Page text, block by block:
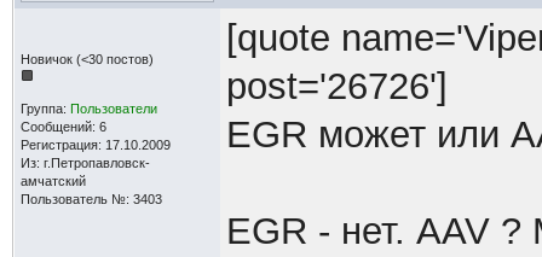
Новичок (<30 постов)
Группа: Пользователи
Сообщений: 6
Регистрация: 17.10.2009
Из: г.Петропавловск-
амчатский
Пользователь №: 3403
[quote
post='26726']
EGR может или
EGR - нет. AAV